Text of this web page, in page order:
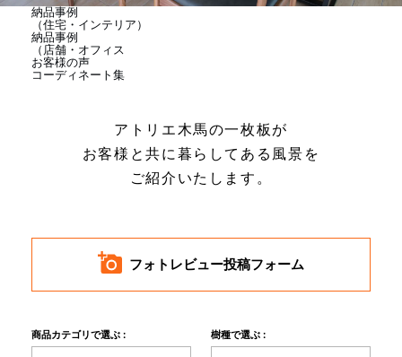
直営店
イベント
WEBカタログ
新入荷情報
納品事例
（住宅・インテリア）
納品事例
（店舗・オフィス
お客様の声
コーディネート集
アトリエ木馬の一枚板が
お客様と共に暮らしてある風景を
ご紹介いたします。
フォトレビュー投稿フォーム
商品カテゴリで選ぶ : 樹種で選ぶ :